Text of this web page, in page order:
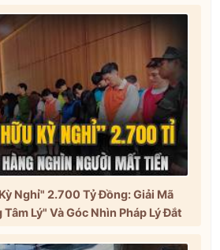
Nghỉ" 2.700 Tỷ Đồng: Giải Mã
Lý" Và Góc Nhìn Pháp Lý Đắt